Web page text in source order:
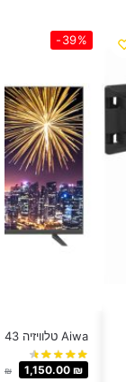
-39%
Aiwa טלוויזיה 43 אינץ׳ דגם WS-438G
₪ 1,150.00 ₪